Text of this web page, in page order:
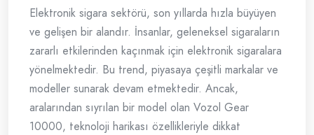
Elektronik sigara sektörü, son yıllarda hızla büyüyen
ve gelişen bir alandır. İnsanlar, geleneksel sigaraların
zararlı etkilerinden kaçınmak için elektronik sigaralara
yönelmektedir. Bu trend, piyasaya çeşitli markalar ve
modeller sunarak devam etmektedir. Ancak,
aralarından sıyrılan bir model olan Vozol Gear
10000, teknoloji harikası özellikleriyle dikkat